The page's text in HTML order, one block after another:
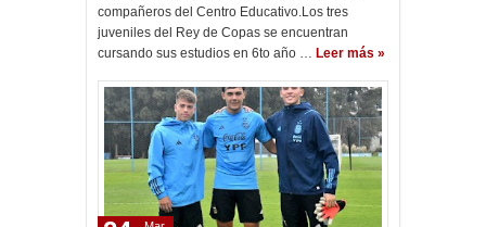
compañeros del Centro Educativo.Los tres
juveniles del Rey de Copas se encuentran
cursando sus estudios en 6to año … Leer más »